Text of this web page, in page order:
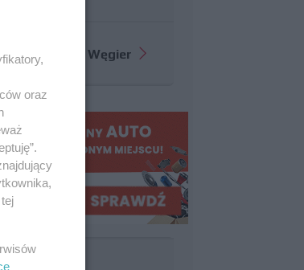
o GP Węgier
oraz